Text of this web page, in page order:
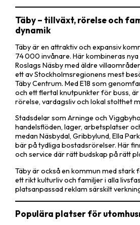
Täby – tillväxt, rörelse och
dynamik
Täby är en attraktiv och expansiv
74 000 invånare. Här kombineras
Roslags Näsby med äldre
ett av Stockholmsregionens mest
Täby Centrum. Med E18 som
och ett flertal knutpunkter för buss,
rörelse, vardagsliv och lokal stolthet
Stadsdelar som Arninge och
handelsflöden, lager, arbetsplatser
medan Näsbydal, Gribbylund, Ella
bär på tydliga bostadsrörelser. Här
och service där rätt budskap på rätt
Täby är också en kommun med stark
ett rikt kulturliv och familjer i alla
platsanpassad reklam särskilt
Populära platser för